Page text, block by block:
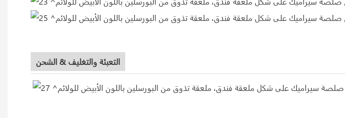
التعبئة والتغليف & الشحن